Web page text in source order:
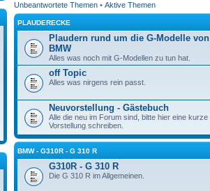
Unbeantwortete Themen • Aktive Themen
PLAUDERECKE
Plaudern rund um die G-Modelle von
BMW
Alles was noch mit G-Modellen zu tun hat.
off Topic
Alles was nirgens rein passt.
Neuvorstellung - Gästebuch
Alle die neu im Forum sind, bitte hier eine kurze
Vorstellung schreiben.
BMW - G310R - G 310 R
G310R - G 310 R
Die G 310 R im Allgemeinen.